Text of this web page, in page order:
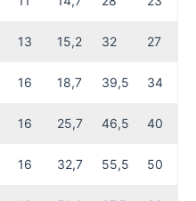
13 15,2 32 27
16 18,7 39,5 34
16 25,7 46,5 40
16 32,7 55,5 50